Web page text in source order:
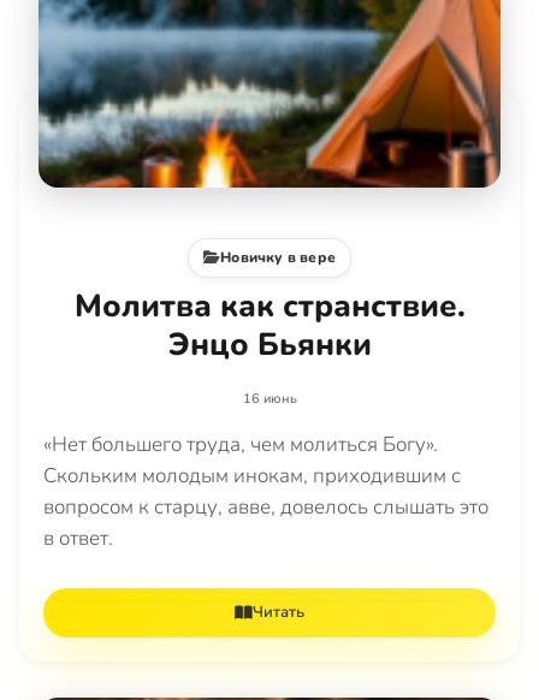
Новичку в вере
Молитва как странствие.
Энцо Бьянки
16 июнь
«Нет большего труда, чем молиться Богу».
Скольким молодым инокам, приходившим с
вопросом к старцу, авве, довелось слышать это
в ответ.
Читать